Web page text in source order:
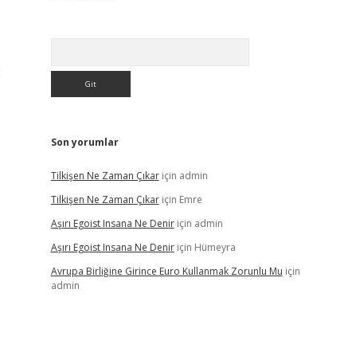
Son yorumlar
Tilkişen Ne Zaman Çıkariçin admin
Tilkişen Ne Zaman Çıkariçin Emre
Aşırı Egoist Insana Ne Deniriçin admin
Aşırı Egoist Insana Ne Deniriçin Hümeyra
Avrupa Birliğine Girince Euro Kullanmak Zorunlu Mu için
admin